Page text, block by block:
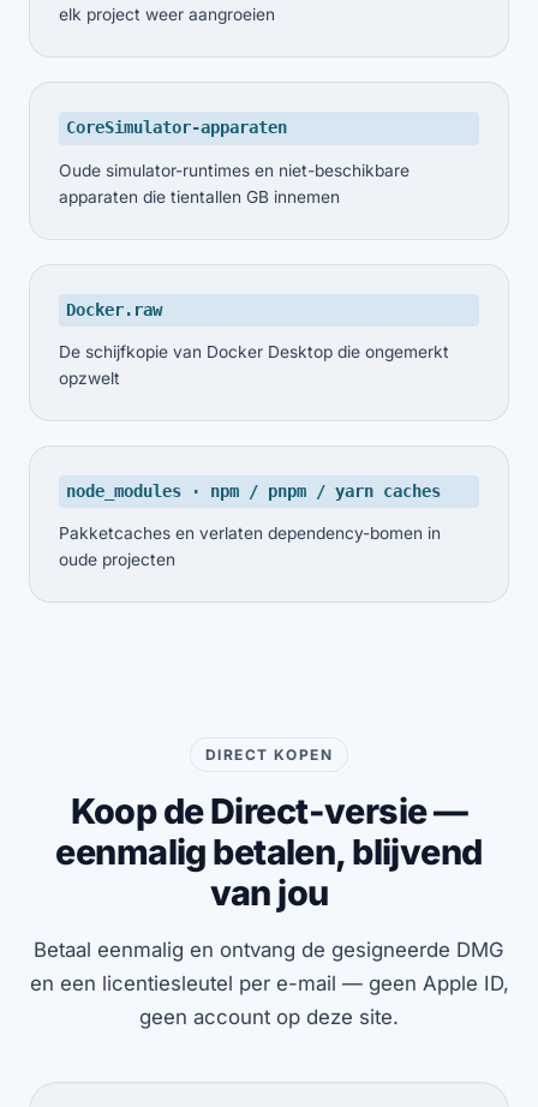
elk project weer aangroeien
CoreSimulator-apparaten
Oude simulator-runtimes en niet-beschikbare
apparaten die tientallen GB innemen
Docker.raw
De schijfkopie van Docker Desktop die ongemerkt
opzwelt
node_modules · npm / pnpm / yarn caches
Pakketcaches en verlaten dependency-bomen in
oude projecten
DIRECT KOPEN
Koop de Direct-versie —
eenmalig betalen, blijvend
van jou
Betaal eenmalig en ontvang de gesigneerde DMG
en een licentiesleutel per e-mail — geen Apple ID,
geen account op deze site.